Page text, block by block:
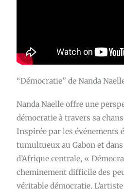
“Démocratie” de Nanda
Nanda Naelle offre une
démocratie à travers sa
Inspirée par les événements
tumultueux au Gabon et dans
d’Afrique centrale, «
cheminement difficile des
véritable démocratie.